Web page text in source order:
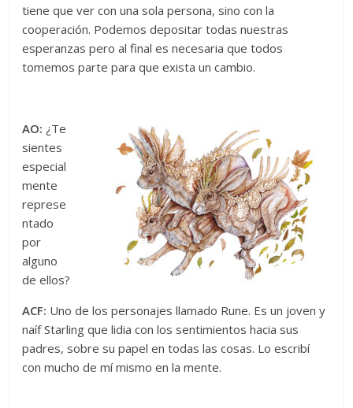
tiene que ver con una sola persona, sino con la
cooperación. Podemos depositar todas nuestras
esperanzas pero al final es necesaria que todos
tomemos parte para que exista un cambio.
AO: ¿Te
sientes
especial
mente
represe
ntado
por
alguno
de ellos?
ACF: Uno de los personajes llamado Rune. Es un joven y
naíf Starling que lidia con los sentimientos hacia sus
padres, sobre su papel en todas las cosas. Lo escribí
con mucho de mí mismo en la mente.